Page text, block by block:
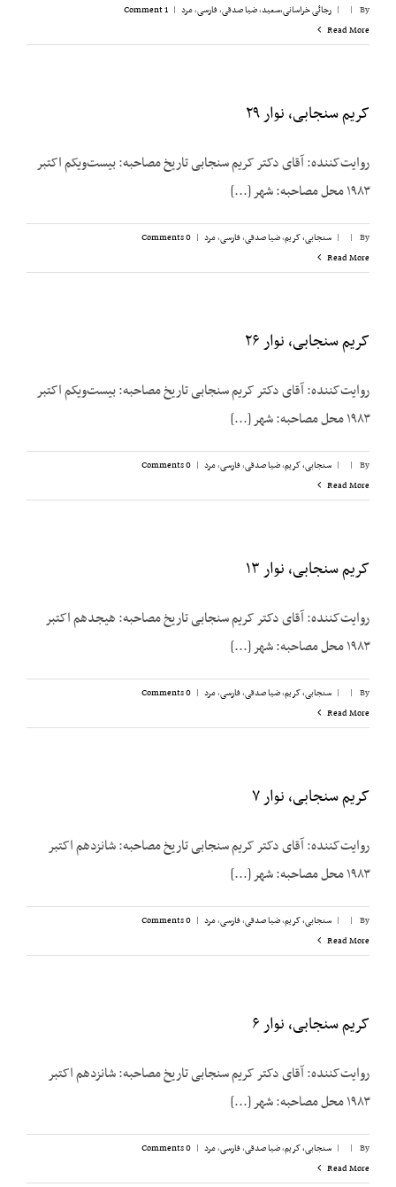
By
|
| رجائی خراسانی،‌سعید,ضیا صدقی,فارسی,مرد |
1 Comment
Read More
کریم سنجابی، نوار ۲۹
روایت‌‌کننده: آقای دکتر کریم سنجابی تاریخ مصاحبه: بیست‌‌ویکم اکتبر
۱۹۸۳ محل مصاحبه: شهر [...]
By
|
| سنجابی، کریم,ضیا صدقی,فارسی,مرد |
0 Comments
Read More
کریم سنجابی، نوار ۲۶
روایت‌‌کننده: آقای دکتر کریم سنجابی تاریخ مصاحبه: بیست‌‌ویکم اکتبر
۱۹۸۳ محل مصاحبه: شهر [...]
By
|
| سنجابی، کریم,ضیا صدقی,فارسی,مرد |
0 Comments
Read More
کریم سنجابی، نوار ۱۳
روایت‌‌کننده: آقای دکتر کریم سنجابی تاریخ مصاحبه: هیجدهم اکتبر
۱۹۸۳ محل مصاحبه: شهر [...]
By
|
| سنجابی، کریم,ضیا صدقی,فارسی,مرد |
0 Comments
Read More
کریم سنجابی، نوار ۷
روایت‌‌کننده: آقای دکتر کریم سنجابی تاریخ مصاحبه: شانزدهم اکتبر
۱۹۸۳ محل مصاحبه: شهر [...]
By
|
| سنجابی، کریم,ضیا صدقی,فارسی,مرد |
0 Comments
Read More
کریم سنجابی، نوار ۶
روایت‌‌کننده: آقای دکتر کریم سنجابی تاریخ مصاحبه: شانزدهم اکتبر
۱۹۸۳ محل مصاحبه: شهر [...]
By
|
| سنجابی، کریم,ضیا صدقی,فارسی,مرد |
0 Comments
Read More